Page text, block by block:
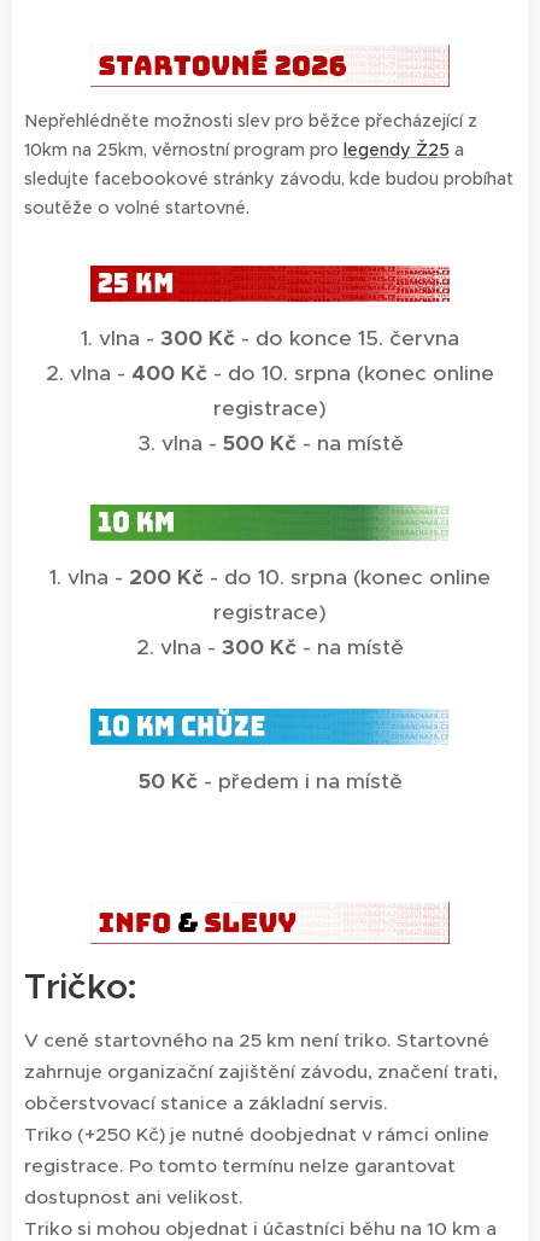
Nepřehlédněte možnosti slev pro běžce přecházející z
10km na 25km, věrnostní program pro legendy Ž25 a
sledujte facebookové stránky závodu, kde budou probíhat
soutěže o volné startovné.
1. vlna - 300 Kč - do konce 15. června
2. vlna - 400 Kč - do 10. srpna (konec online
registrace)
3. vlna - 500 Kč- na místě
1. vlna - 200 Kč - do 10. srpna (konec online
registrace)
2. vlna - 300 Kč - na místě
50 Kč - předem i na místě
Tričko:
V ceně startovného na 25 km není triko. Startovné
zahrnuje organizační zajištění závodu, značení trati,
občerstvovací stanice a základní servis.
Triko (+250 Kč) je nutné doobjednat v rámci online
registrace. Po tomto termínu nelze garantovat
dostupnost ani velikost.
Triko si mohou objednat i účastníci běhu na 10 km a